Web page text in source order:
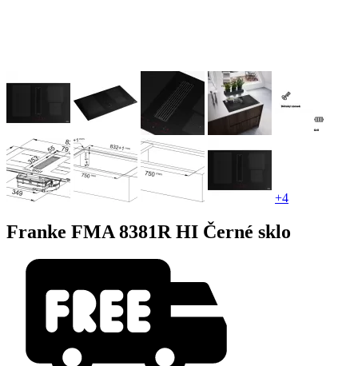
+4
Franke FMA 8381R HI Černé sklo